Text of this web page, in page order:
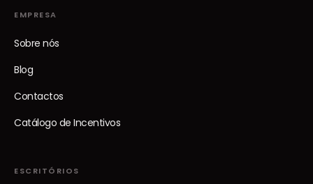
EMPRESA
Sobre nós
Blog
Contactos
Catálogo de Incentivos
ESCRITÓRIOS